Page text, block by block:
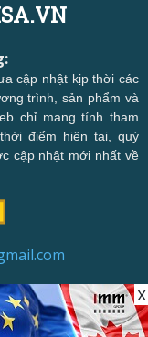
X
cập nhật kịp thời các
trình, sản phẩm và
chỉ mang tính tham
điểm hiện tại, quý
cập nhật mới nhất về
TÔI